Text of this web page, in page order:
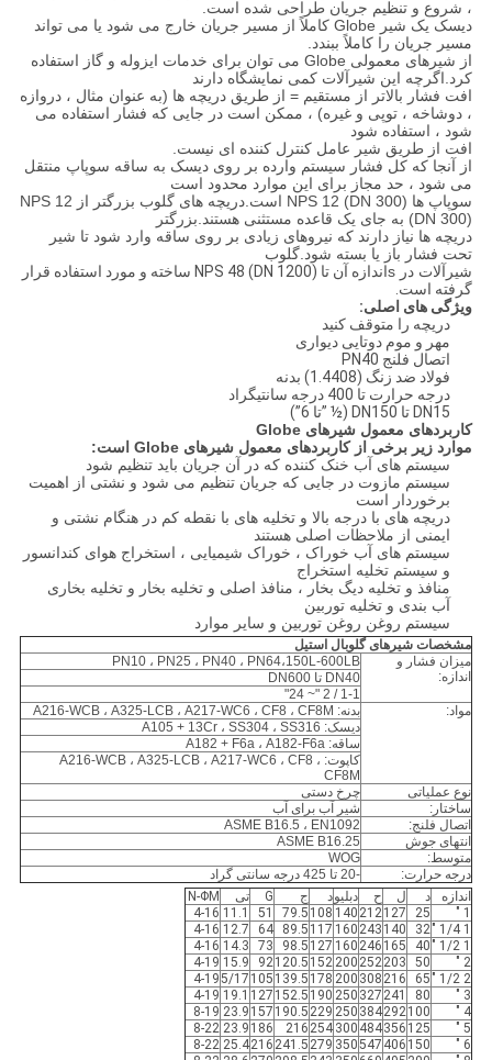
، شروع و تنظیم جریان طراحی شده است.
دیسک یک شیر Globe کاملاً از مسیر جریان خارج می شود یا می تواند
مسیر جریان را کاملاً ببندد.
از شیرهای معمولی Globe می توان برای خدمات ایزوله و گاز استفاده
کرد.اگرچه این شیرآلات کمی نمایشگاه دارند
افت فشار بالاتر از مستقیم = از طریق دریچه ها (به عنوان مثال ، دروازه
، دوشاخه ، توپی و غیره) ، ممکن است در جایی که فشار استفاده می
شود ، استفاده شود
افت از طریق شیر عامل کنترل کننده ای نیست.
از آنجا که کل فشار سیستم وارده بر روی دیسک به ساقه سوپاپ منتقل
می شود ، حد مجاز برای این موارد محدود است
سوپاپ ها NPS 12 (DN 300) است.دریچه های گلوب بزرگتر از NPS 12
(DN 300) به جای یک قاعده مستثنی هستند.بزرگتر
دریچه ها نیاز دارند که نیروهای زیادی بر روی ساقه وارد شود تا شیر
تحت فشار باز یا بسته شود.گلوب
شیرآلات در s
اندازه آن تا NPS 48 (DN 1200) ساخته و مورد استفاده قرار
گرفته است.
ویژگی های اصلی:
دریچه را متوقف کنید
مهر و موم دوتایی دیواری
اتصال فلنج PN40
فولاد ضد زنگ (1.4408) بدنه
درجه حرارت تا 400 درجه سانتیگراد
DN15 تا DN150 (½ ”تا 6”)
کاربردهای معمول شیرهای Globe
موارد زیر برخی از کاربردهای معمول شیرهای Globe است:
سیستم های آب خنک کننده که در آن جریان باید تنظیم شود
سیستم مازوت در جایی که جریان تنظیم می شود و نشتی از اهمیت
برخوردار است
دریچه های با درجه بالا و تخلیه های با نقطه کم در هنگام نشتی و
ایمنی از ملاحظات اصلی هستند
سیستم های آب خوراک ، خوراک شیمیایی ، استخراج هوای کندانسور
و سیستم تخلیه استخراج
منافذ و تخلیه دیگ بخار ، منافذ اصلی و تخلیه بخار و تخلیه بخاری
آب بندی و تخلیه توربین
سیستم روغن روغن توربین و سایر موارد
مشخصات شیرهای گلوبال استیل
میزان فشار و
اندازه:
PN10 ، PN25 ، PN40 ، PN64،150L-600LB
DN40 تا DN600
1-1 / 2 "~ 24"
مواد:
بدنه: A216-WCB ، A325-LCB ، A217-WC6 ، CF8 ، CF8M
دیسک: A105 + 13Cr ، SS304 ، SS316
ساقه: A182 + F6a ، A182-F6a
کاپوت: A216-WCB ، A325-LCB ، A217-WC6 ، CF8 ،
CF8M
نوع عملیاتی
چرخ دستی
ساختار:
شیر آب برای آب
اتصال فلنج:
ASME B16.5 ، EN1092
انتهای جوش
ASME B16.25
متوسط:
WOG
درجه حرارت:
-20 تا 425 درجه سانتی گراد
اندازه
د ل ح دبلیود ج G تی
N-ΦM
1 "
25
127
212
140
108
79.5
51
11.1
4-16
1 1/4 "
32
140
243
160
117
89.5
64
12.7
4-16
1 1/2 "
40
165
246
160
127
98.5
73
14.3
4-16
2 "
50
203
252
200
152
120.5
92
15.9
4-19
2 1/2 "
65
216
308
200
178
139.5
105
5/17
4-19
3 "
80
241
327
250
190
152.5
127
19.1
4-19
4 "
100
292
384
250
229
190.5
157
23.9
8-19
5 "
125
356
484
300
254
216
186
23.9
8-22
6 "
150
406
547
350
279
241.5
216
25.4
8-22